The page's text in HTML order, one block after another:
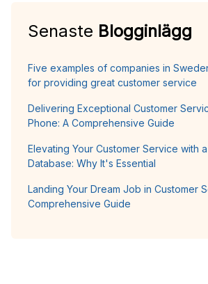
Senaste Blogginlägg
Five examples of companies in
for providing great customer service
Delivering Exceptional Customer
Phone: A Comprehensive Guide
Elevating Your Customer Service with
Database: Why It's Essential
Landing Your Dream Job in Customer
Comprehensive Guide